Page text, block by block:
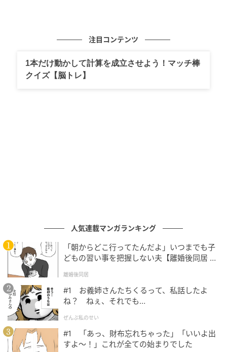
注目コンテンツ
1本だけ動かして計算を成立させよう！マッチ棒
クイズ【脳トレ】
人気連載マンガランキング
「朝からどこ行ってたんだよ」いつまでも子
どもの習い事を把握しない夫【離婚後同居 Vo
離婚後同居
#1 お義姉さんたちくるって、私話したよ
ね？ ねぇ、それでも…
ぜんぶ私のせい
#1 「あっ、財布忘れちゃった」「いいよ出
すよ〜！」これが全ての始まりでした